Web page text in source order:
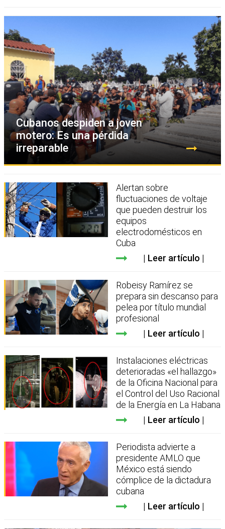
Cubanos despiden a joven
motero: Es una pérdida
irreparable
Alertan sobre
fluctuaciones de voltaje
que pueden destruir los
equipos
electrodomésticos en
Cuba
Leer artículo
Robeisy Ramírez se
prepara sin descanso para
pelea por título mundial
profesional
Leer artículo
Instalaciones eléctricas
deterioradas «el hallazgo»
de la Oficina Nacional para
el Control del Uso Racional
de la Energía en La Habana
Leer artículo
Periodista advierte a
presidente AMLO que
México está siendo
cómplice de la dictadura
cubana
Leer artículo